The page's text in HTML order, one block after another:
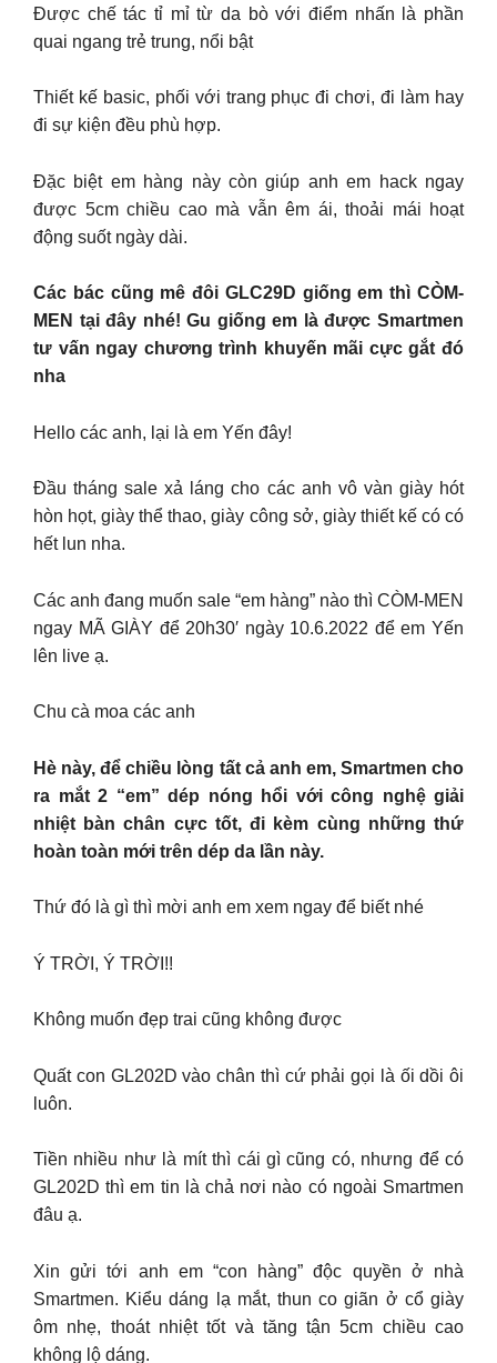
Được chế tác tỉ mỉ từ da bò với điểm nhấn là phần
quai ngang trẻ trung, nổi bật
Thiết kế basic, phối với trang phục đi chơi, đi làm hay
đi sự kiện đều phù hợp.
Đặc biệt em hàng này còn giúp anh em hack ngay
được 5cm chiều cao mà vẫn êm ái, thoải mái hoạt
động suốt ngày dài.
Các bác cũng mê đôi GLC29D giống em thì CÒM-
MEN tại đây nhé! Gu giống em là được Smartmen
tư vấn ngay chương trình khuyến mãi cực gắt đó
nha
Hello các anh, lại là em Yến đây!
Đầu tháng sale xả láng cho các anh vô vàn giày hót
hòn họt, giày thể thao, giày công sở, giày thiết kế có có
hết lun nha.
Các anh đang muốn sale “em hàng” nào thì CÒM-MEN
ngay MÃ GIÀY để 20h30′ ngày 10.6.2022 để em Yến
lên live ạ.
Chu cà moa các anh
Hè này, để chiều lòng tất cả anh em, Smartmen cho
ra mắt 2 “em” dép nóng hổi với công nghệ giải
nhiệt bàn chân cực tốt, đi kèm cùng những thứ
hoàn toàn mới trên dép da lần này.
Thứ đó là gì thì mời anh em xem ngay để biết nhé
Ý TRỜI, Ý TRỜI!!
Không muốn đẹp trai cũng không được
Quất con GL202D vào chân thì cứ phải gọi là ối dồi ôi
luôn.
Tiền nhiều như là mít thì cái gì cũng có, nhưng để có
GL202D thì em tin là chả nơi nào có ngoài Smartmen
đâu ạ.
Xin gửi tới anh em “con hàng” độc quyền ở nhà
Smartmen. Kiểu dáng lạ mắt, thun co giãn ở cổ giày
ôm nhẹ, thoát nhiệt tốt và tăng tận 5cm chiều cao
không lộ dáng.